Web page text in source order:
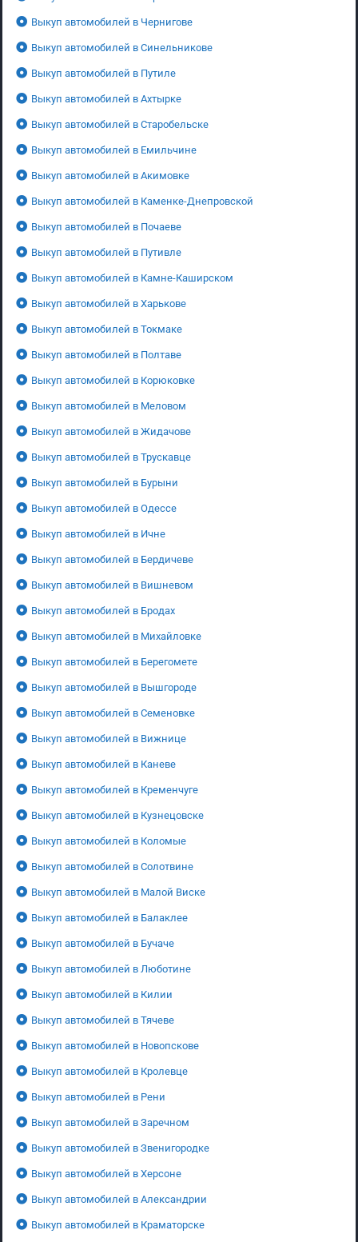
Выкуп автомобилей в Чернигове
Выкуп автомобилей в Синельникове
Выкуп автомобилей в Путиле
Выкуп автомобилей в Ахтырке
Выкуп автомобилей в Старобельске
Выкуп автомобилей в Емильчине
Выкуп автомобилей в Акимовке
Выкуп автомобилей в Каменке-Днепровской
Выкуп автомобилей в Почаеве
Выкуп автомобилей в Путивле
Выкуп автомобилей в Камне-Каширском
Выкуп автомобилей в Харькове
Выкуп автомобилей в Токмаке
Выкуп автомобилей в Полтаве
Выкуп автомобилей в Корюковке
Выкуп автомобилей в Меловом
Выкуп автомобилей в Жидачове
Выкуп автомобилей в Трускавце
Выкуп автомобилей в Бурыни
Выкуп автомобилей в Одессе
Выкуп автомобилей в Ичне
Выкуп автомобилей в Бердичеве
Выкуп автомобилей в Вишневом
Выкуп автомобилей в Бродах
Выкуп автомобилей в Михайловке
Выкуп автомобилей в Берегомете
Выкуп автомобилей в Вышгороде
Выкуп автомобилей в Семеновке
Выкуп автомобилей в Вижнице
Выкуп автомобилей в Каневе
Выкуп автомобилей в Кременчуге
Выкуп автомобилей в Кузнецовске
Выкуп автомобилей в Коломые
Выкуп автомобилей в Солотвине
Выкуп автомобилей в Малой Виске
Выкуп автомобилей в Балаклее
Выкуп автомобилей в Бучаче
Выкуп автомобилей в Люботине
Выкуп автомобилей в Килии
Выкуп автомобилей в Тячеве
Выкуп автомобилей в Новопскове
Выкуп автомобилей в Кролевце
Выкуп автомобилей в Рени
Выкуп автомобилей в Заречном
Выкуп автомобилей в Звенигородке
Выкуп автомобилей в Херсоне
Выкуп автомобилей в Александрии
Выкуп автомобилей в Краматорске